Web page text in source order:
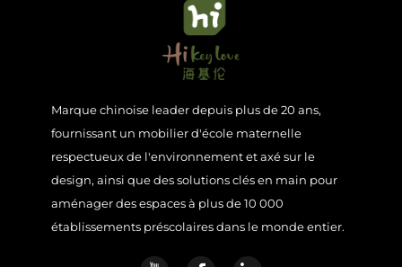
Marque chinoise leader depuis plus de 20 ans,
fournissant un mobilier d'école maternelle
respectueux de l'environnement et axé sur le
design, ainsi que des solutions clés en main pour
aménager des espaces à plus de 10 000
établissements préscolaires dans le monde entier.